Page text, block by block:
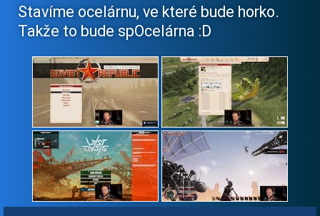
Stavíme ocelárnu, ve které bude horko.
Takže to bude spOcelárna :D